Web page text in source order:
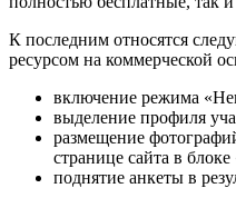
К последним относятся
ресурсом на коммерческой
включение режима
выделение профиля
размещение
странице сайта в
поднятие анкеты в